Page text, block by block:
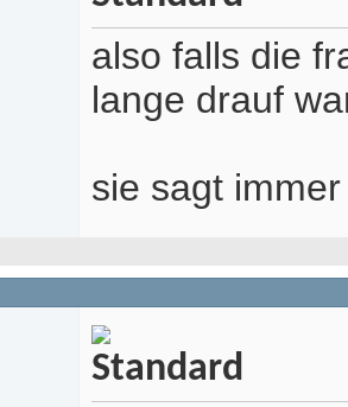
also falls die
lange drauf
sie sagt